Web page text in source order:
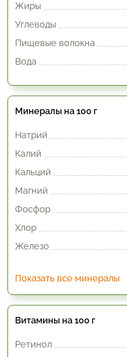
Жиры
Углеводы
Пищевые волокна
Вода
Минералы на 100 г
Натрий
Калий
Кальций
Магний
Фосфор
Хлор
Железо
Показать все минералы
Витамины на 100 г
Ретинол